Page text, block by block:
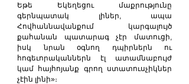
Եթե Եկեղեցու մաքրությունը
գերնպատակ լիներ, ապա
Հովհաննավանքում կարգալույծ
քահանան պատարագ չէր մատուցի,
իսկ նրան օգնող դպիրներն ու
հոգեւորականներն էլ ատամնաբույժ
կամ հայհոյանք գրող ստատուսչիկներ
չէին լինի»։